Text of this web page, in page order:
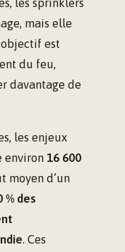
les sprinklers
mais elle
est
du feu,
davantage de
les enjeux
environ 16 600
moyen d’un
% des
. Ces